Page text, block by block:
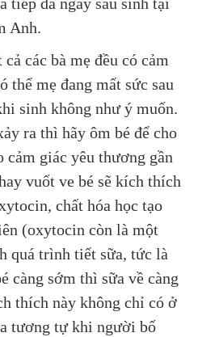
Anh.
các bà mẹ đều có cảm
thể mẹ đang mất sức sau
sinh không như ý muốn.
ra thì hãy ôm bé để cho
cảm giác yêu thương gần
vuốt ve bé sẽ kích thích
chất hóa học tạo
(oxytocin còn là một
quá trình tiết sữa, tức là
càng sớm thì sữa về càng
thích này không chỉ có ở
tương tự khi người bố